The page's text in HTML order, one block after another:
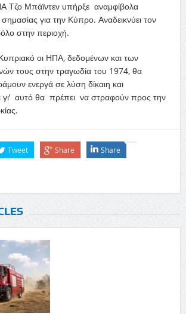
Τζο Μπάϊντενυπήρξε αναμφίβολα
για την Κύπρο. Αναδεικνύει τον
στην περιοχή.
οι ΗΠΑ, δεδομένων και των
τους στην τραγωδία του 1974, θα
ενεργά σε λύση δίκαιη και
γι’ αυτό θα πρέπει να στραφούν προς την
Tweet Share Share